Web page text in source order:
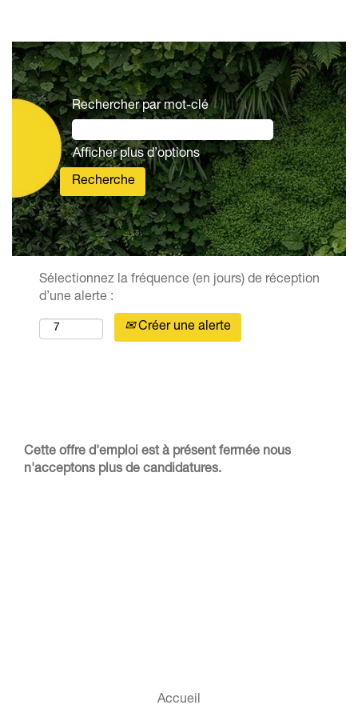
Rechercher par mot-clé
Afficher plus d’options
Sélectionnez la fréquence (en jours) de réception
d’une alerte :
Créer une alerte
Cette offre d'emploi est à présent fermée nous
n'acceptons plus de candidatures.
Accueil